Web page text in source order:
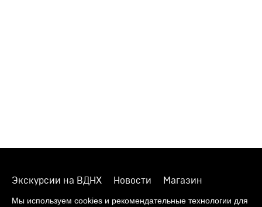
Экскурсии на ВДНХ Новости
Магазин
О музее
Фонды
Виртуальный музей
Мы используем cookies и рекомендательные технологии для